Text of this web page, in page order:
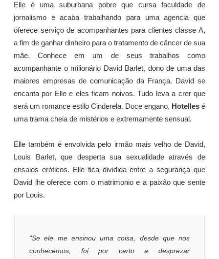
Elle é uma suburbana pobre que cursa faculdade de
jornalismo e acaba trabalhando para uma agencia que
oferece serviço de acompanhantes para clientes classe A,
a fim de ganhar dinheiro para o tratamento de câncer de sua
mãe. Conhece em um de seus trabalhos como
acompanhante o milionário David Barlet, dono de uma das
maiores empresas de comunicação da França. David se
encanta por Elle e eles ficam noivos. Tudo leva a crer que
será um romance estilo Cinderela. Doce engano, Hotelles é
uma trama cheia de mistérios e extremamente sensual.
Elle também é envolvida pelo irmão mais velho de David,
Louis Barlet, que desperta sua sexualidade através de
ensaios eróticos. Elle fica dividida entre a segurança que
David lhe oferece com o matrimonio e a paixão que sente
por Louis.
"Se ele me ensinou uma coisa, desde que nos
conhecemos, foi por certo a desprezar